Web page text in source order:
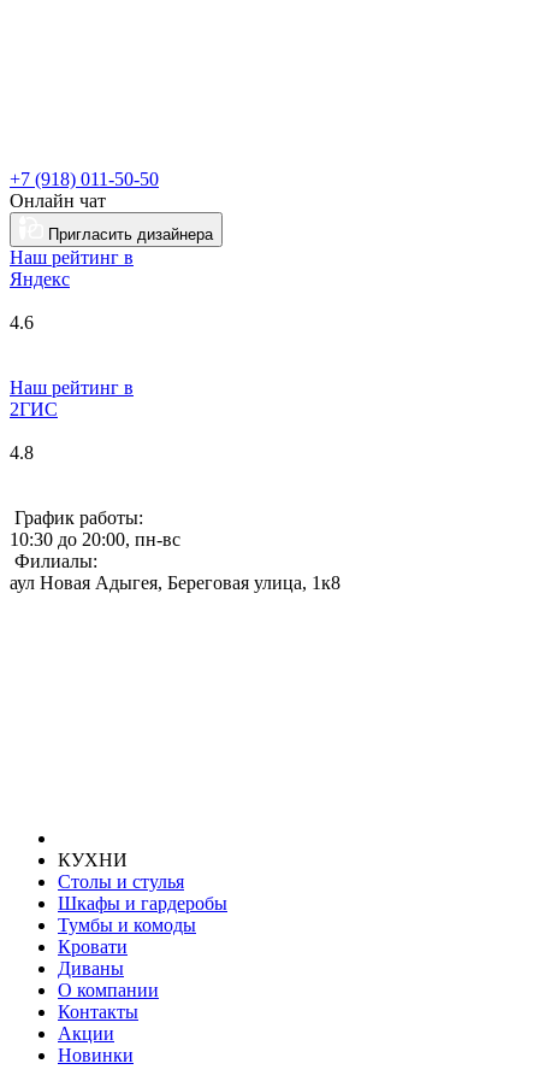
+7 (918) 011-50-50
Онлайн чат
Пригласить дизайнера
Наш рейтинг в
Яндекс
4.6
Наш рейтинг в
2ГИС
4.8
График работы:
10:30 до 20:00, пн-вс
Филиалы:
аул Новая Адыгея, Береговая улица, 1к8
КУХНИ
Столы и стулья
Шкафы и гардеробы
Тумбы и комоды
Кровати
Диваны
О компании
Контакты
Акции
Новинки